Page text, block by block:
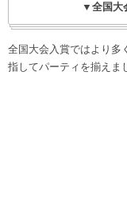
▼全国大
全国大会入賞ではより多
指してパーティを揃えま